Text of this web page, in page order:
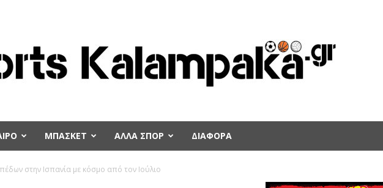
ΜΠΑΣΚΕΤ ΑΛΛΑ ΣΠΟΡ ΔΙΑΦΟΡΑ
στην Ισπανία με κόσμο από τον Ιούλιο